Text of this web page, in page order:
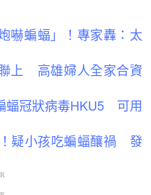
嚇蝙蝠」！專家轟：太
上 高雄婦人全家合資
蝠冠狀病毒HKU5 可用
疑小孩吃蝙蝠釀禍 發